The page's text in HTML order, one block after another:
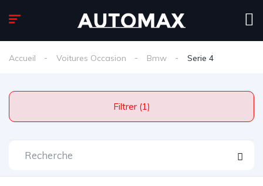
Accueil Voitures Occasion Bmw Serie 4
Filtrer (1)